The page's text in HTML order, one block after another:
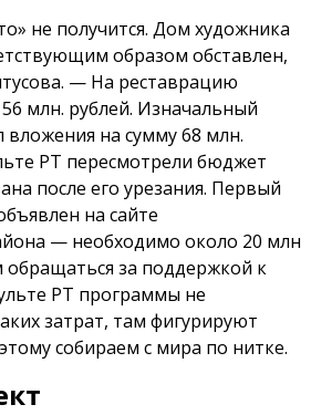
не получится. Дом художника
образом обставлен,
— На реставрацию
млн. рублей. Изначальный
вложения на сумму 68 млн.
РТ пересмотрели бюджет
после его урезания. Первый
на сайте
— необходимо около 20 млн
обращаться за поддержкой к
РТ программы не
затрат, там фигурируют
собираем с мира по нитке.